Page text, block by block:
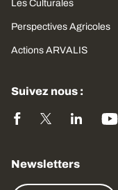
Les Culturales
Perspectives Agricoles
Actions ARVALIS
Suivez nous :
Newsletters